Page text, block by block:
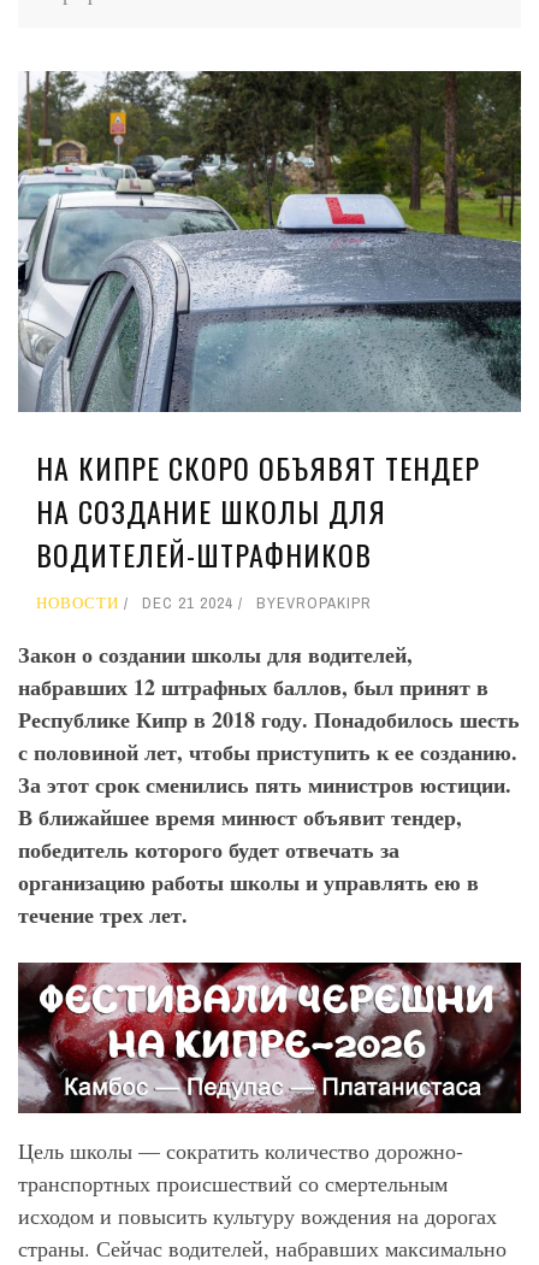
НА КИПРЕ СКОРО ОБЪЯВЯТ ТЕНДЕР
НА СОЗДАНИЕ ШКОЛЫ ДЛЯ
ВОДИТЕЛЕЙ-ШТРАФНИКОВ
НОВОСТИ DEC 21 2024 BYEVROPAKIPR
Закон о создании школы для водителей,
набравших 12 штрафных баллов, был принят в
Республике Кипр в 2018 году. Понадобилось шесть
с половиной лет, чтобы приступить к ее созданию.
За этот срок сменились пять министров юстиции.
В ближайшее время минюст объявит тендер,
победитель которого будет отвечать за
организацию работы школы и управлять ею в
течение трех лет.
Цель школы — сократить количество дорожно-
транспортных происшествий со смертельным
исходом и повысить культуру вождения на дорогах
страны. Сейчас водителей, набравших максимально